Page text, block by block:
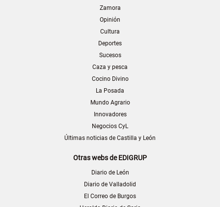
Zamora
Opinión
Cultura
Deportes
Sucesos
Caza y pesca
Cocino Divino
La Posada
Mundo Agrario
Innovadores
Negocios CyL
Últimas noticias de Castilla y León
Otras webs de EDIGRUP
Diario de León
Diario de Valladolid
El Correo de Burgos